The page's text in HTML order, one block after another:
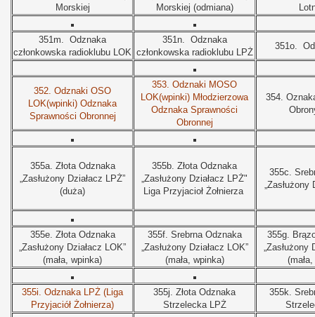
Morskiej
Morskiej (odmiana)
351m. Odznaka
członkowska radioklubu LOK
351n. Odznaka
członkowska radioklubu LPŻ
351o.
352. Odznaki OSO
LOK(wpinki) Odznaka
Sprawności Obronnej
353. Odznaki MOSO
LOK(wpinki) Młodzierzowa
Odznaka Sprawności
Obronnej
354.
355a. Złota Odznaka
„Zasłużony Działacz LPŻ”
(duża)
355b. Złota Odznaka
„Zasłużony Działacz LPŻ"
Liga Przyjacioł Żołnierza
355c.
„Zasłużony
355e. Złota Odznaka
„Zasłużony Działacz LOK”
(mała, wpinka)
355f. Srebrna Odznaka
„Zasłużony Działacz LOK”
(mała, wpinka)
355g.
„Zasłużony
355i. Odznaka LPŻ (Liga
Przyjaciół Żołnierza)
355j. Złota Odznaka
Strzelecka LPŻ
355k.